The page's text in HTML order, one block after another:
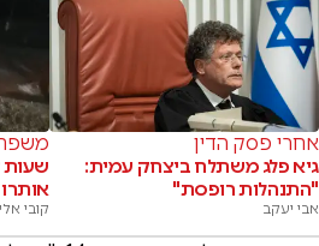
אחרי פסק הדין
גיא פלג משתלח ביצחק עמית:
"התנהלות רופסת"
אבי יעקב
שעות
קובי